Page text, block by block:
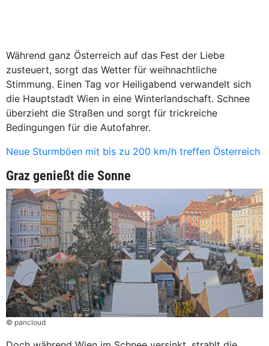
Während ganz Österreich auf das Fest der Liebe
zusteuert, sorgt das Wetter für weihnachtliche
Stimmung. Einen Tag vor Heiligabend verwandelt sich
die Hauptstadt Wien in eine Winterlandschaft. Schnee
überzieht die Straßen und sorgt für trickreiche
Bedingungen für die Autofahrer.
Neue Sturmböen mit bis zu 200 km/h treffen Österreich
Graz genießt die Sonne
© pancloud